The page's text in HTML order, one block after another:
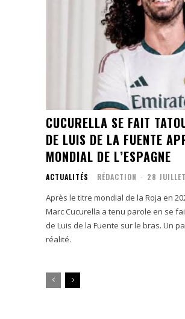
CUCURELLA SE FAIT
DE LUIS DE LA FUENTE
MONDIAL DE L’ESPAGNE
ACTUALITÉS RÉDACTION - 28
Après le titre mondial de la Roja en
Marc Cucurella a tenu parole en se
de Luis de la Fuente sur le bras. Un
réalité.